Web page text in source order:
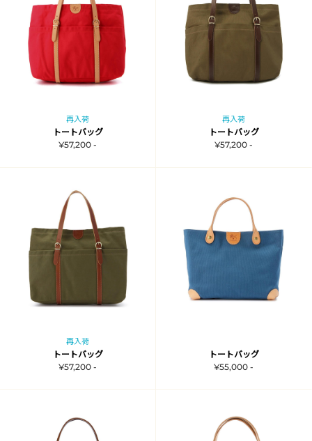
再入荷
トートバッグ
¥57,200 -
再入荷
トートバッグ
¥57,200 -
再入荷
トートバッグ
¥57,200 -
トートバッグ
¥55,000 -